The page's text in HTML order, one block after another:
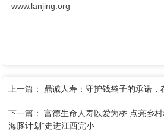
www.lanjing.org
上一篇： 鼎诚人寿：守护钱袋子的承诺，
下一篇：富德生命人寿以爱为桥 点亮乡
海豚计划”走进江西完小